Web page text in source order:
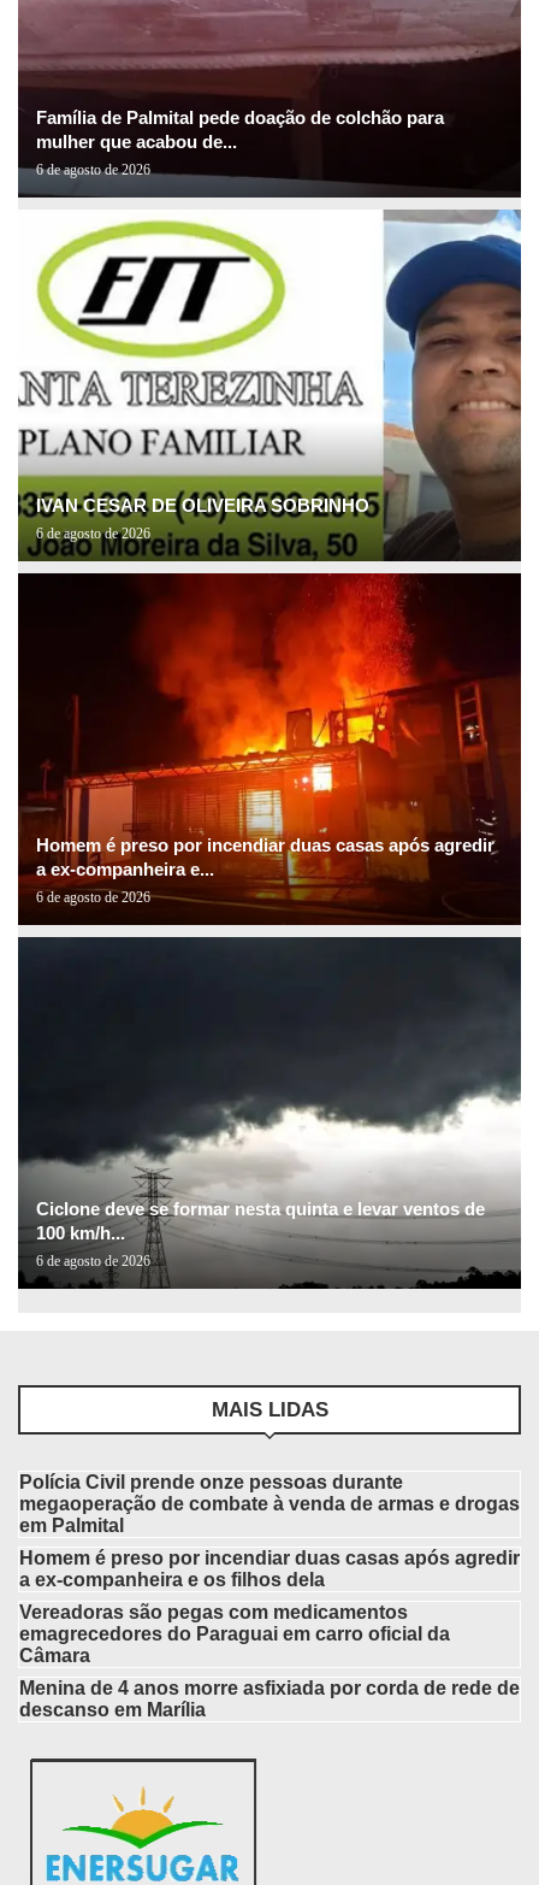
Família de Palmital pede doação de colchão para
mulher que acabou de...
6 de agosto de 2026
IVAN CESAR DE OLIVEIRA SOBRINHO
6 de agosto de 2026
Homem é preso por incendiar duas casas após agredir
a ex-companheira e...
6 de agosto de 2026
Ciclone deve se formar nesta quinta e levar ventos de
100 km/h...
6 de agosto de 2026
MAIS LIDAS
Polícia Civil prende onze pessoas durante
megaoperação de combate à venda de armas e drogas
em Palmital
Homem é preso por incendiar duas casas após agredir
a ex-companheira e os filhos dela
Vereadoras são pegas com medicamentos
emagrecedores do Paraguai em carro oficial da
Câmara
Menina de 4 anos morre asfixiada por corda de rede de
descanso em Marília